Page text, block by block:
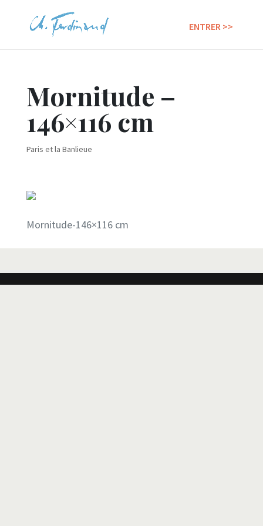
Mornitude –
146×116 cm
Paris et la Banlieue
Mornitude-146×116 cm